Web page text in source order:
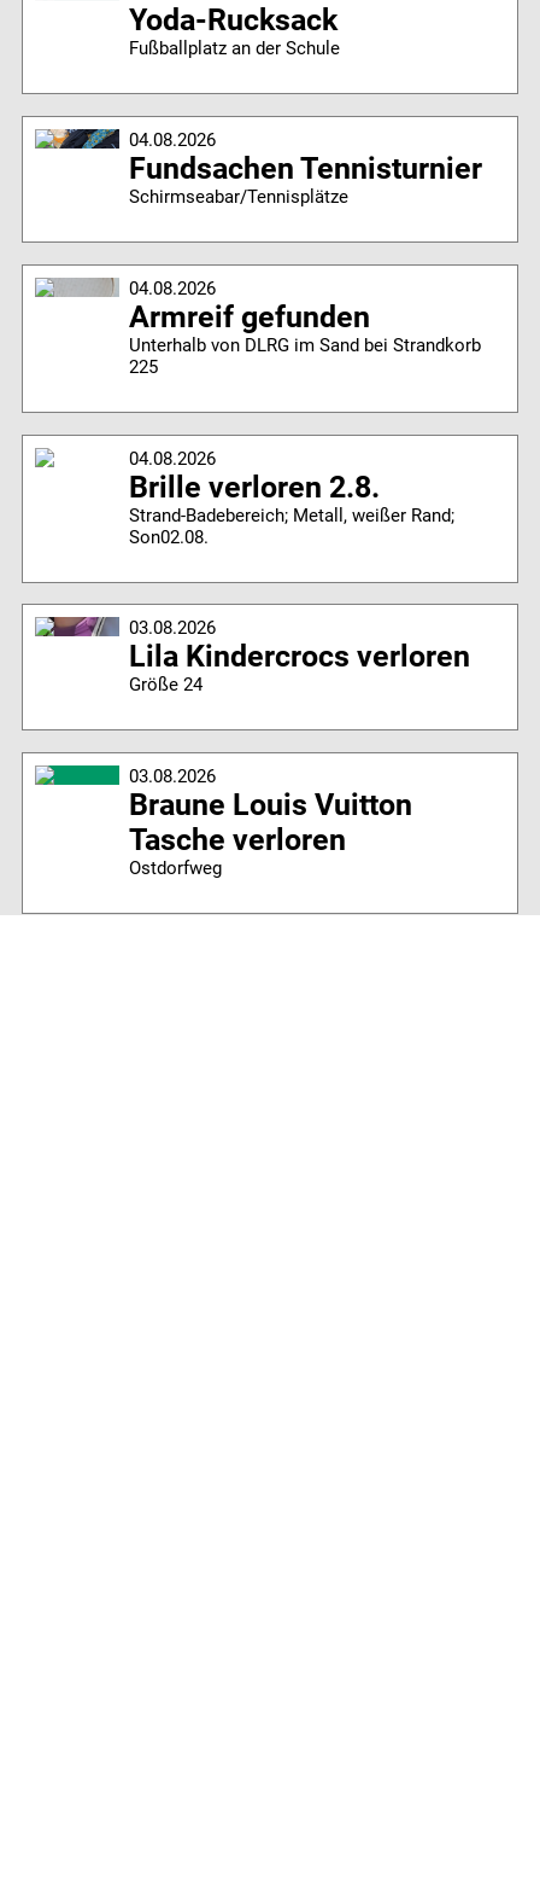
Yoda-Rucksack
Fußballplatz an der Schule
04.08.2026
Fundsachen Tennisturnier
Schirmseabar/Tennisplätze
04.08.2026
Armreif gefunden
Unterhalb von DLRG im Sand bei Strandkorb
225
04.08.2026
Brille verloren 2.8.
Strand-Badebereich; Metall, weißer Rand;
Son02.08.
03.08.2026
Lila Kindercrocs verloren
Größe 24
03.08.2026
Braune Louis Vuitton
Tasche verloren
Ostdorfweg